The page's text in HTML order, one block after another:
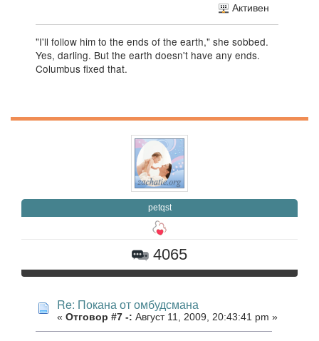
Активен
"I'll follow him to the ends of the earth," she sobbed.
Yes, darling. But the earth doesn't have any ends.
Columbus fixed that.
petqst
4065
Re: Покана от омбудсмана
« Отговор #7 -: Август 11, 2009, 20:43:41 pm »